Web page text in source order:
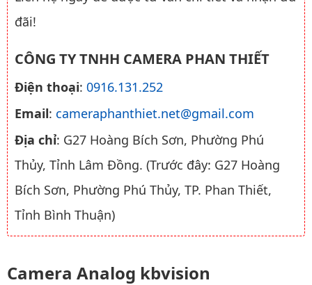
đãi!
CÔNG TY TNHH CAMERA PHAN THIẾT
Điện thoại: 0916.131.252
Email: cameraphanthiet.net@gmail.com
Địa chỉ: G27 Hoàng Bích Sơn, Phường Phú
Thủy, Tỉnh Lâm Đồng. (Trước đây: G27 Hoàng
Bích Sơn, Phường Phú Thủy, TP. Phan Thiết,
Tỉnh Bình Thuận)
Camera Analog kbvision